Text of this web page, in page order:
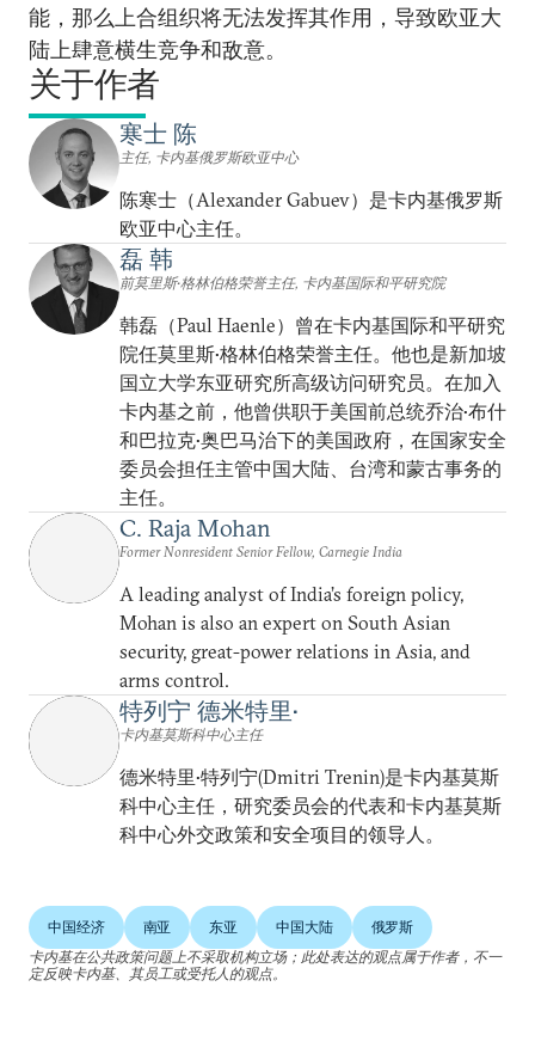
能，那么上合组织将无法发挥其作用，导致欧亚大
陆上肆意横生竞争和敌意。
关于作者
寒士 陈
主任, 卡内基俄罗斯欧亚中心
陈寒士（Alexander Gabuev）是卡内基俄罗斯
欧亚中心主任。
磊 韩
前莫里斯•格林伯格荣誉主任, 卡内基国际和平研究院
韩磊（Paul Haenle）曾在卡内基国际和平研究
院任莫里斯•格林伯格荣誉主任。他也是新加坡
国立大学东亚研究所高级访问研究员。在加入
卡内基之前，他曾供职于美国前总统乔治•布什
和巴拉克•奥巴马治下的美国政府，在国家安全
委员会担任主管中国大陆、台湾和蒙古事务的
主任。
C. Raja Mohan
Former Nonresident Senior Fellow, Carnegie India
A leading analyst of India’s foreign policy,
Mohan is also an expert on South Asian
security, great-power relations in Asia, and
arms control.
特列宁 德米特里•
卡内基莫斯科中心主任
德米特里•特列宁(Dmitri Trenin)是卡内基莫斯
科中心主任，研究委员会的代表和卡内基莫斯
科中心外交政策和安全项目的领导人。
中国经济 南亚 东亚 中国大陆
俄罗斯
卡内基在公共政策问题上不采取机构立场；此处表达的观点属于作者，不一
定反映卡内基、其员工或受托人的观点。